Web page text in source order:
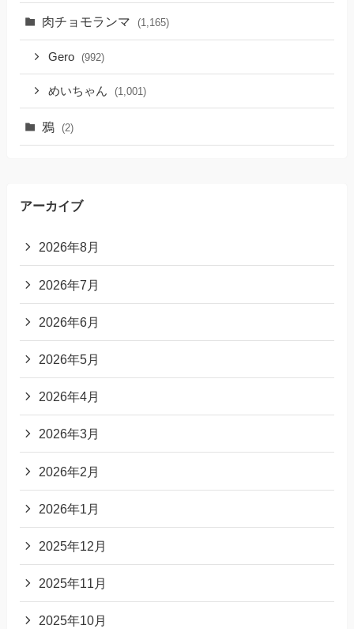
肉チョモランマ (1,165)
Gero (992)
めいちゃん (1,001)
鴉 (2)
アーカイブ
2026年8月
2026年7月
2026年6月
2026年5月
2026年4月
2026年3月
2026年2月
2026年1月
2025年12月
2025年11月
2025年10月